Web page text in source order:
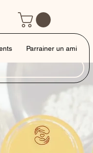
Parrainer un ami